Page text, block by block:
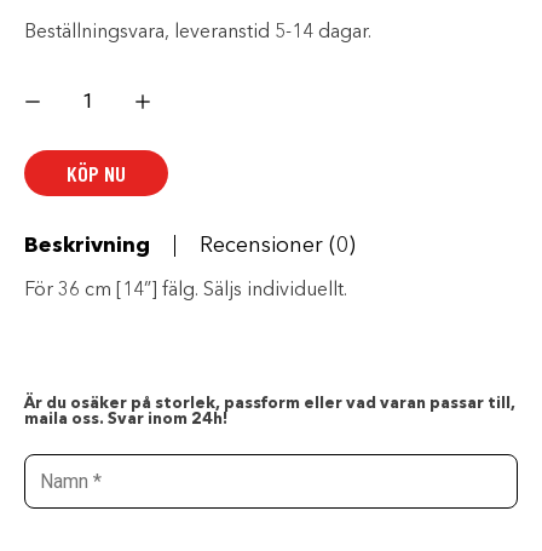
Beställningsvara, leveranstid 5-14 dagar.
MUD
DÄCK
mängd
KÖP NU
Beskrivning Recensioner (0)
För 36 cm [14”] fälg. Säljs individuellt.
Är du osäker på storlek, passform eller vad varan passar till,
maila oss. Svar inom 24h!